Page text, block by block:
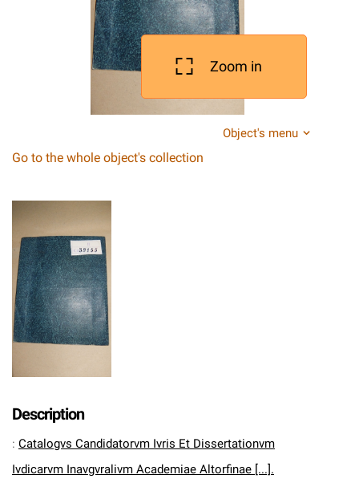
Zoom in
Object's menu
Go to the whole object's collection
Description
: Catalogvs Candidatorvm Ivris Et Dissertationvm
Ivdicarvm Inavgvralivm Academiae Altorfinae [...].